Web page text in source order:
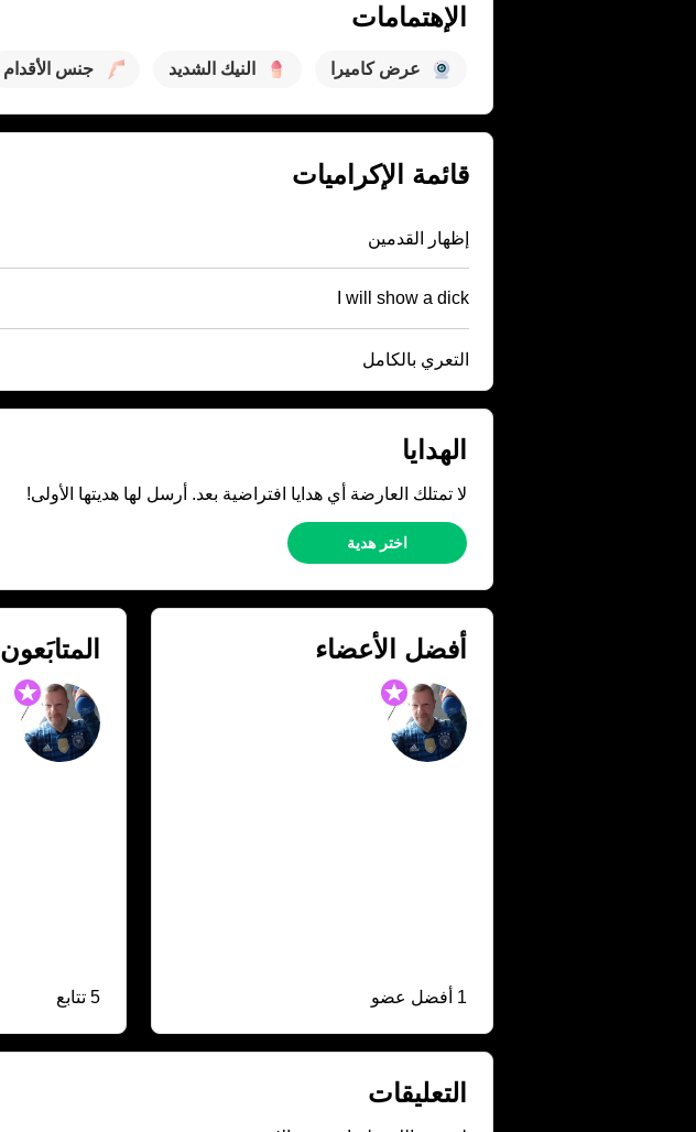
الإهتمامات
عرض كاميرا النيك الشديد جنس الأقدام
قائمة الإكراميات
إظهار القدمين
I will show a dick
التعري بالكامل
الهدايا
لا تمتلك العارضة أي هدايا افتراضية بعد. أرسل لها هديتها الأولى!
اختر هدية
أفضل الأعضاء
1 أفضل عضو
المتابَعون
5 تتابع
التعليقات